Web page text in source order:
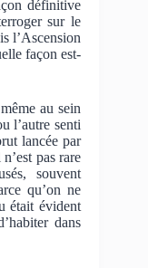
définitive
sur le
l’Ascension
façon est-
au sein
l’autre senti
lancée par
pas rare
souvent
qu’on ne
était évident
dans